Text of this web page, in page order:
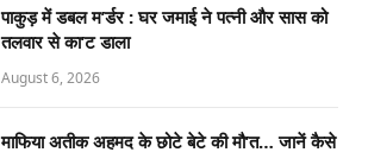
पाकुड़ में डबल म’र्डर : घर जमाई ने पत्नी और सास को
तलवार से का’ट डाला
August 6, 2026
माफिया अतीक अहमद के छोटे बेटे की मौ’त… जानें कैसे